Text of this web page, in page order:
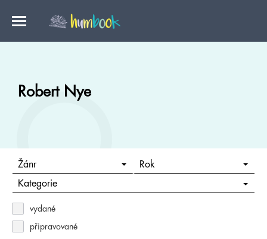
Robert Nye
Žánr Rok
Kategorie
vydané
připravované